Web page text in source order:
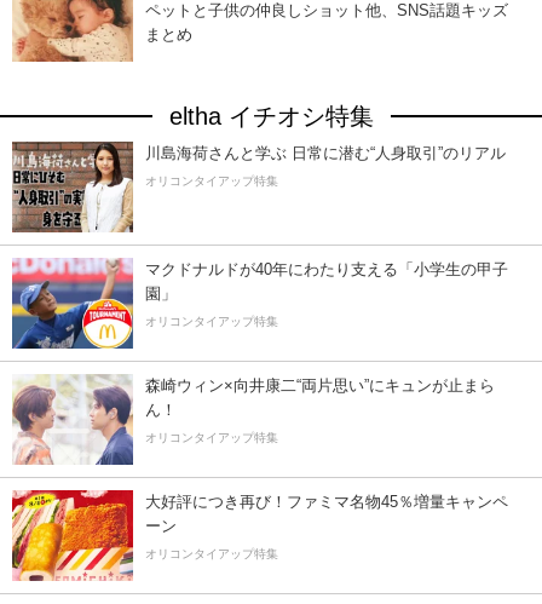
ペットと子供の仲良しショット他、SNS話題キッズ
まとめ
eltha イチオシ特集
川島海荷さんと学ぶ 日常に潜む“人身取引”のリアル
オリコンタイアップ特集
マクドナルドが40年にわたり支える「小学生の甲子
園」
オリコンタイアップ特集
森崎ウィン×向井康二“両片思い”にキュンが止まら
ん！
オリコンタイアップ特集
大好評につき再び！ファミマ名物45％増量キャンペ
ーン
オリコンタイアップ特集